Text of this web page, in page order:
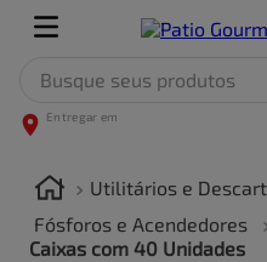
Utilitários e
Fósforos e Acendedores
Caixas com 40 Unidades
TERMOS MAIS BUSCADOS
2º
3º
café